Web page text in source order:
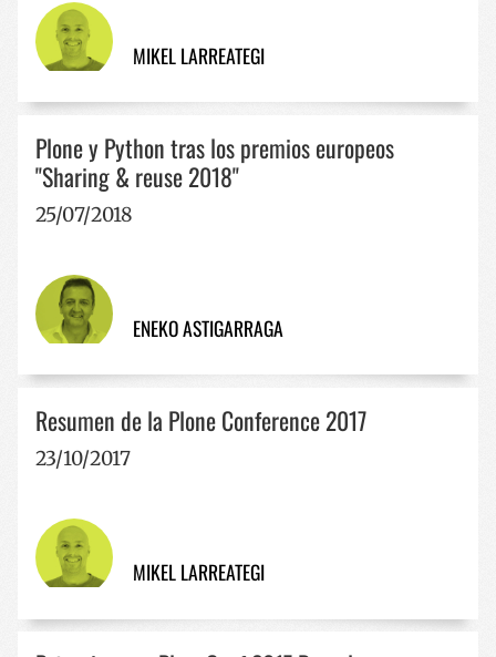
MIKEL LARREATEGI
Plone y Python tras los premios europeos
"Sharing & reuse 2018"
25/07/2018
ENEKO ASTIGARRAGA
Resumen de la Plone Conference 2017
23/10/2017
MIKEL LARREATEGI